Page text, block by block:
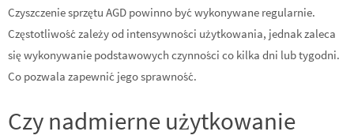
Czyszczenie sprzętu AGD powinno być wykonywane regularnie.
Częstotliwość zależy od intensywności użytkowania, jednak zaleca
się wykonywanie podstawowych czynności co kilka dni lub tygodni.
Co pozwala zapewnić jego sprawność.
Czy nadmierne użytkowanie